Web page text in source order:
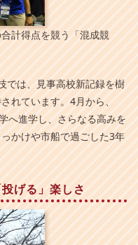
計得点を競う「混成競
では、見事高校新記録を樹
れています。4月から、
へ進学し、さらなる高みを
かけや市船で過ごした3年
げる」楽しさ